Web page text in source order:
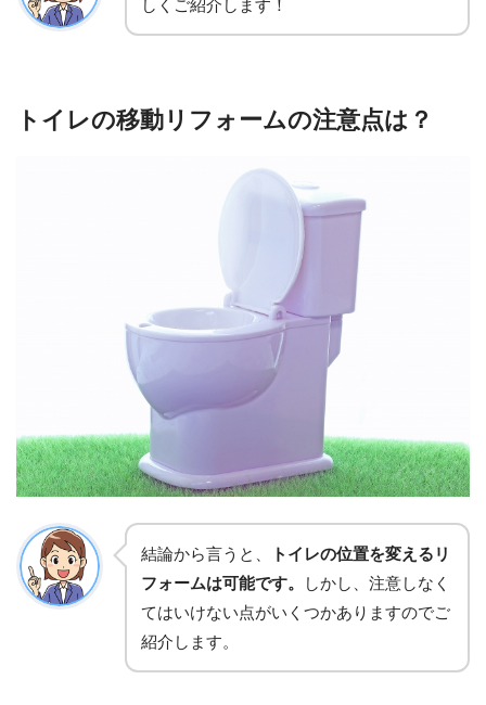
しくご紹介します！
トイレの移動リフォームの注意点は？
結論から言うと、
トイレの位置を変えるリ
フォームは可能です。
しかし、注意しなく
てはいけない点がいくつかありますのでご
紹介します。